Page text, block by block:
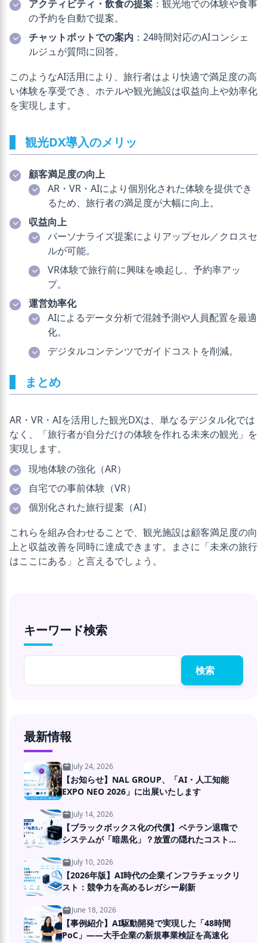
アクティビティ・飲食の提案 ：観光地での体験や食事
の予約を自動で提案。
チャットボットでの案内 ：24時間対応のAIコンシェ
ルジュが質問に回答。
このようなAI活用により、旅行者はより快適で満足度の高
い体験を享受でき、ホテルや観光施設は収益向上や効率化
を実現します。
観光DX導入のメリッ
顧客満足度の向上
AR・VR・AIにより個別化された体験を提供でき
るため、旅行者の満足度が大幅に向上。
収益向上
パーソナライズ提案によりアップセル／クロスセ
ルが可能。
VR体験で旅行前に興味を喚起し、予約率アッ
プ。
運営効率化
AIによるデータ分析で混雑予測や人員配置を最適
化。
デジタルコンテンツでガイドコストを削減。
まとめ
AR・VR・AIを活用した観光DXは、単なるデジタル化では
なく、「旅行者が自分だけの体験を作れる未来の観光」を
実現します。
現地体験の強化（AR）
自宅での事前体験（VR）
個別化された旅行提案（AI）
これらを組み合わせることで、観光施設は顧客満足度の向
上と収益改善を同時に達成できます。まさに「未来の旅行
はここにある」と言えるでしょう。
キーワード検索
最新情報
July 24, 2026
【お知らせ】NAL GROUP、「AI・人工知能
EXPO NEO 2026」に出展いたします
July 14, 2026
【ブラックボックス化の代償】ベテラン退職で
システムが「暗黒化」？放置の隠れたコストと
July 10, 2026
【2026年版】AI時代の企業インフラチェックリ
スト：競争力を高めるレガシー刷新
June 18, 2026
【事例紹介】AI駆動開発で実現した「48時間
PoC」――大手企業の新規事業検証を高速化